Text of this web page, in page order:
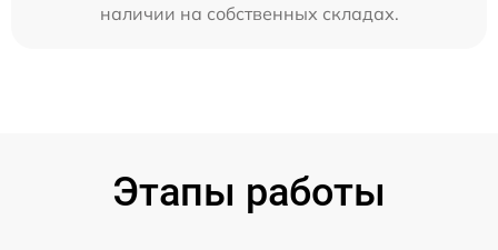
наличии на собственных складах.
Этапы работы